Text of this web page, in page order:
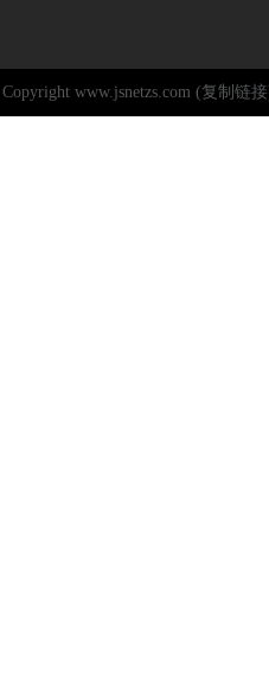
Copyright www.jsnetzs.com (复制